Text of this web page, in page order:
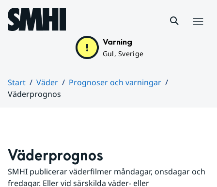
Hoppa till sidans innehåll
Varning
Gul, Sverige
Start Väder
Prognoser och varningar
Väderprognos
Väderprognos
SMHI publicerar väderfilmer måndagar, onsdagar och
fredagar. Eller vid särskilda väder- eller